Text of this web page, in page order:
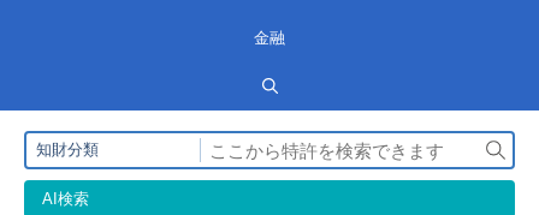
金融
知財分類
検
索
AI検索